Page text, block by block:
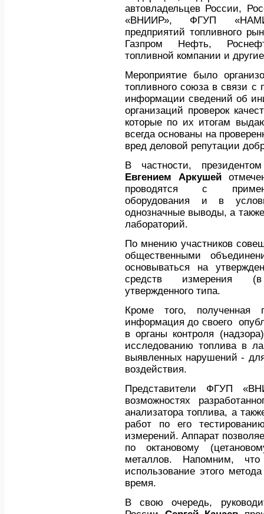
автовладельцев России,
«ВНИИР», ФГУП
предприятий топливного
Газпром Нефть,
топливной компании и
Мероприятие было
топливного союза в связи с
информации сведений об
организаций проверок
которые по их итогам
всегда основаны на
вред деловой репутации
В частности,
Евгением Аркушей
проводятся с
оборудования и в
однозначные выводы, а
лабораторий.
По мнению участников
общественными
основываться на
средств измерения (в
утвержденного типа.
Кроме того, полученная
информация до своего
в органы контроля
исследованию топлива в
выявленных нарушений -
воздействия.
Представители ФГУП
возможностях
анализатора топлива, а
работ по его
измерений. Аппарат
по октановому
металлов. Напомним, что
использование этого
время.
В свою очередь,